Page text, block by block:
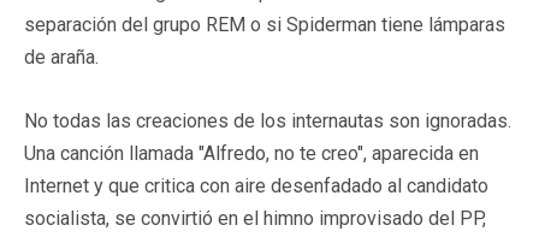
separación del grupo REM o si Spiderman tiene lámparas
de araña.
No todas las creaciones de los internautas son ignoradas.
Una canción llamada "Alfredo, no te creo", aparecida en
Internet y que critica con aire desenfadado al candidato
socialista, se convirtió en el himno improvisado del PP,